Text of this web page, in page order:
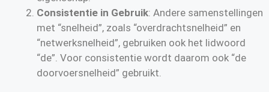
Consistentie in Gebruik: Andere samenstellingen
met “snelheid”, zoals “overdrachtsnelheid” en
“netwerksnelheid”, gebruiken ook het lidwoord
“de”. Voor consistentie wordt daarom ook “de
doorvoersnelheid” gebruikt.